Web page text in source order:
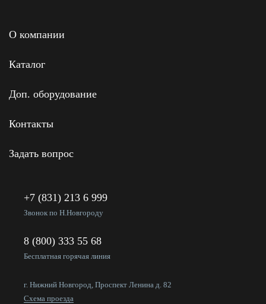
О компании
Каталог
Доп. оборудование
Контакты
Задать вопрос
+7 (831) 213 6 999
Звонок по Н.Новгороду
8 (800) 333 55 68
Бесплатная горячая линия
г. Нижний Новгород, Проспект Ленина д. 82
Схема проезда